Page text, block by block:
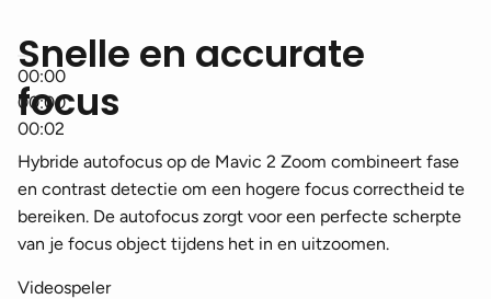
00:00
00:00
00:02
Snelle en accurate
focus
Hybride autofocus op de Mavic 2 Zoom combineert fase
en contrast detectie om een hogere focus correctheid te
bereiken. De autofocus zorgt voor een perfecte scherpte
van je focus object tijdens het in en uitzoomen.
Videospeler